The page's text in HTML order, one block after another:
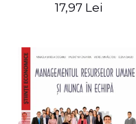
Roxana Carmen Ionescu,
17,97 Lei